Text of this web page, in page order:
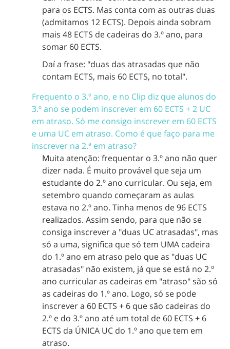
para os ECTS. Mas conta com as outras duas
(admitamos 12 ECTS). Depois ainda sobram
mais 48 ECTS de cadeiras do 3.º ano, para
somar 60 ECTS.
Daí a frase: "duas das atrasadas que não
contam ECTS, mais 60 ECTS, no total".
Frequento o 3.º ano, e no Clip diz que alunos do
3.º ano se podem inscrever em 60 ECTS + 2 UC
em atraso. Só me consigo inscrever em 60 ECTS
e uma UC em atraso. Como é que faço para me
inscrever na 2.ª em atraso?
Muita atenção: frequentar o 3.º ano não quer
dizer nada. É muito provável que seja um
estudante do 2.º ano curricular. Ou seja, em
setembro quando começaram as aulas
estava no 2.º ano. Tinha menos de 96 ECTS
realizados. Assim sendo, para que não se
consiga inscrever a "duas UC atrasadas", mas
só a uma, significa que só tem UMA cadeira
do 1.º ano em atraso pelo que as "duas UC
atrasadas" não existem, já que se está no 2.º
ano curricular as cadeiras em "atraso" são só
as cadeiras do 1.º ano. Logo, só se pode
inscrever a 60 ECTS + 6 que são cadeiras do
2.º e do 3.º ano até um total de 60 ECTS + 6
ECTS da ÚNICA UC do 1.º ano que tem em
atraso.